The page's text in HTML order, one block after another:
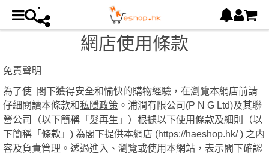
網店使用條款
免責聲明
為了使 閣下獲得安全和愉快的購物經驗，在瀏覽本網店前請
仔細閱讀本條款和私隱政策 。浦澗有限公司(P N G Ltd)及其聯
營公司（以下簡稱「髮再生」）根據以下使用條款及細則（以
下簡稱「條款」) 為閣下提供本網店 (https://haeshop.hk/ ) 之内
容及負責管理。透過進入、瀏覽或使用本網站，表示閣下確認